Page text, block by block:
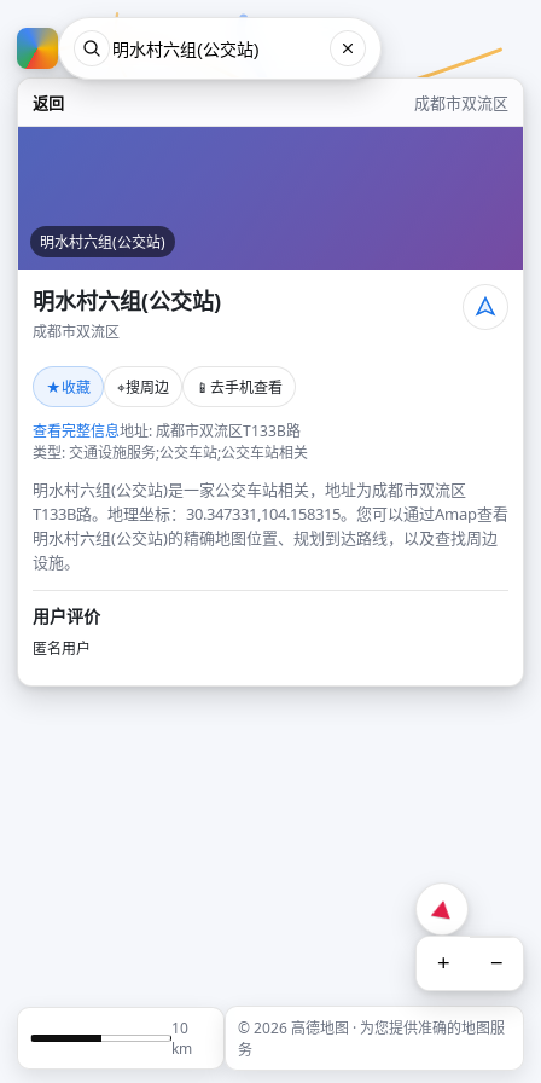
返回 成都市双流区
明水村六组(公交站)
明水村六组(公交站)
成都市双流区
★收藏 ⌖搜周边 📱 去手机查看
查看完整信息地址: 成都市双流区T133B路
类型: 交通设施服务;公交车站;公交车站相关
明水村六组(公交站)是一家公交车站相关，地址为成都市双流区
T133B路。地理坐标：30.347331,104.158315。您可以通过Amap查看
明水村六组(公交站)的精确地图位置、规划到达路线，以及查找周边
设施。
用户评价
匿名用户
+ −
10
km
© 2026 高德地图 · 为您提供准确的地图服
务